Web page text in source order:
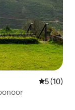
5 de
5 (10)